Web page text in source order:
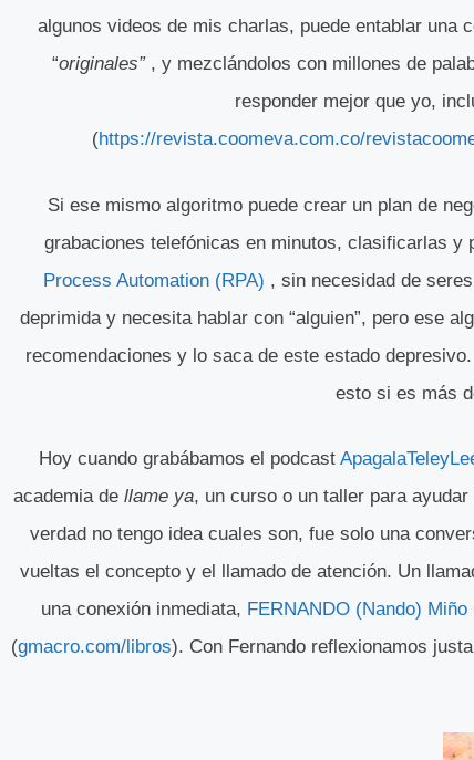
algunos videos de mis charlas, puede entablar una
“originales”, y mezclándolos con millones de
responder mejor que yo,
(https://revista.coomeva.com.co/
Si ese mismo algoritmo puede crear un plan de
grabaciones telefónicas en minutos, clasificarlas y
Process Automation (RPA) , sin necesidad de
deprimida y necesita hablar con “alguien”, pero ese
recomendaciones y lo saca de este estado
esto si es más
Hoy cuando grabábamos el podcast
academia de llame ya, un curso o un taller para
verdad no tengo idea cuales son, fue solo una
vueltas el concepto y el llamado de atención. Un
una conexión inmediata, FERNANDO (Nando) Miño
(gmacro.com/libros). Con Fernando reflexionamos